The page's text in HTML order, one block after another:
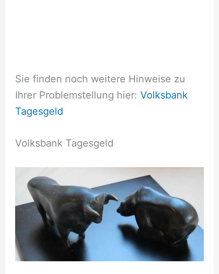
Sie finden noch weitere Hinweise zu
Ihrer Problemstellung hier: Volksbank
Tagesgeld
Volksbank Tagesgeld